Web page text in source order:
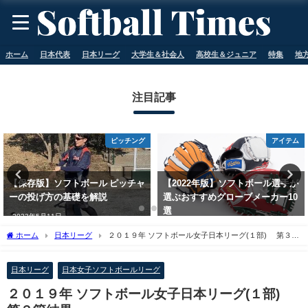
ホーム 日本代表 日本リーグ 大学生＆社会人 高校生＆ジュニア 特集 地
注目記事
ピッチング
【保存版】ソフトボール ピッチャ
ーの投げ方の基礎を解説
2023年5月11日
アイテム
【2022年版】ソフトボール選手が
選ぶおすすめグローブメーカー10
選
ホーム 日本リーグ
２０１９年 ソフトボール女子日本リーグ(１部) 第３節
日本リーグ 日本女子ソフトボールリーグ
２０１９年 ソフトボール女子日本リーグ(１部)